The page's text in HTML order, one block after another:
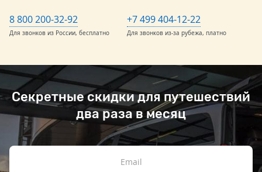
8 800 200-32-92
Для звонков из России, бесплатно
+7 499 404-12-22
Для звонков из-за рубежа, платно
Секретные скидки для путешествий
два раза в месяц